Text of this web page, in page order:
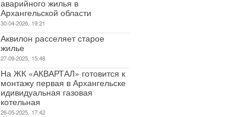
аварийного жилья в
Архангельской области
30-04-2026, 19:21
Аквилон расселяет старое
жилье
27-09-2025, 15:48
На ЖК «АКВАРТАЛ» готовится к
монтажу первая в Архангельске
идивидуальная газовая
котельная
26-05-2025, 17:42